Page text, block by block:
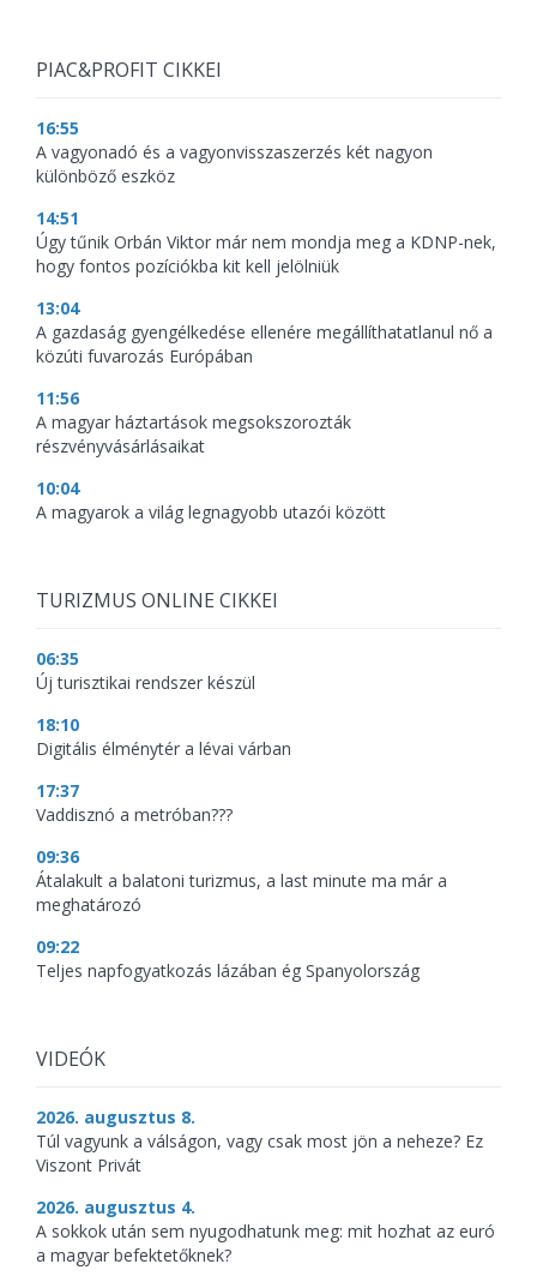
PIAC&PROFIT CIKKEI
16:55
A vagyonadó és a vagyonvisszaszerzés két nagyon
különböző eszköz
14:51
Úgy tűnik Orbán Viktor már nem mondja meg a KDNP-nek,
hogy fontos pozíciókba kit kell jelölniük
13:04
A gazdaság gyengélkedése ellenére megállíthatatlanul nő a
közúti fuvarozás Európában
11:56
A magyar háztartások megsokszorozták
részvényvásárlásaikat
10:04
A magyarok a világ legnagyobb utazói között
TURIZMUS ONLINE CIKKEI
06:35
Új turisztikai rendszer készül
18:10
Digitális élménytér a lévai várban
17:37
Vaddisznó a metróban???
09:36
Átalakult a balatoni turizmus, a last minute ma már a
meghatározó
09:22
Teljes napfogyatkozás lázában ég Spanyolország
VIDEÓK
2026. augusztus 8.
Túl vagyunk a válságon, vagy csak most jön a neheze? Ez
Viszont Privát
2026. augusztus 4.
A sokkok után sem nyugodhatunk meg: mit hozhat az euró
a magyar befektetőknek?